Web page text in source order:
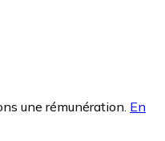
une rémunération. En